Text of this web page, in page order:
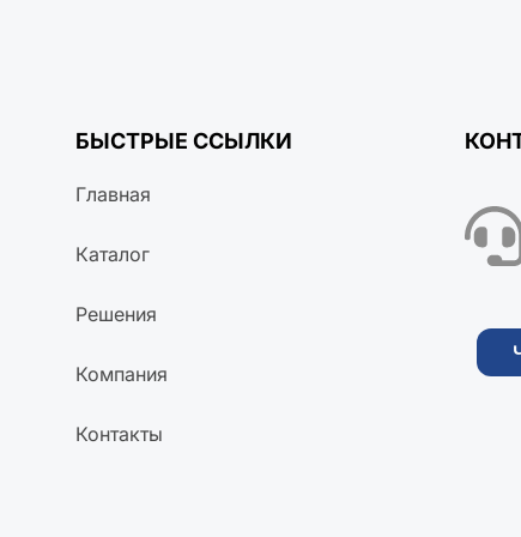
БЫСТРЫЕ ССЫЛКИ
Главная
Каталог
Решения
Компания
Контакты